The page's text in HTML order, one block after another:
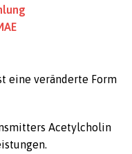
eine veränderte Form
Acetylcholin